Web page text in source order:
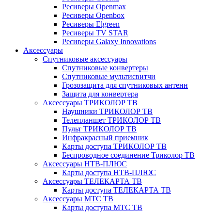
Ресиверы Openmax
Ресиверы Openbox
Ресиверы Elgreen
Ресиверы TV STAR
Ресиверы Galaxy Innovations
Аксессуары
Спутниковые аксессуары
Спутниковые конвертеры
Спутниковые мультисвитчи
Грозозащита для спутниковых антенн
Защита для конвертера
Аксессуары ТРИКОЛОР ТВ
Наушники ТРИКОЛОР ТВ
Телепланшет ТРИКОЛОР ТВ
Пульт ТРИКОЛОР ТВ
Инфракрасный приемник
Карты доступа ТРИКОЛОР ТВ
Беспроводное соединение Триколор ТВ
Аксессуары НТВ-ПЛЮС
Карты доступа НТВ-ПЛЮС
Аксессуары ТЕЛЕКАРТА ТВ
Карты доступа ТЕЛЕКАРТА ТВ
Аксессуары МТС ТВ
Карты доступа МТС ТВ